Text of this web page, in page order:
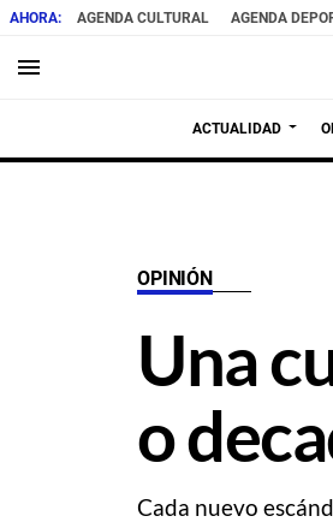
AGENDA CULTURAL AGENDA
menu
ACTUALIDAD
OPINIÓN
Una
o
Cada nuevo